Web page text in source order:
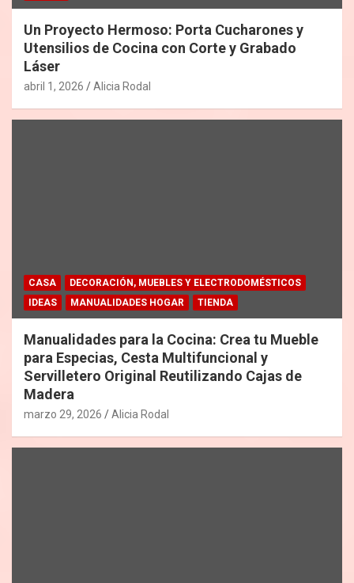
Un Proyecto Hermoso: Porta Cucharones y
Utensilios de Cocina con Corte y Grabado
Láser
abril 1, 2026 Alicia Rodal
CASA
DECORACIÓN, MUEBLES Y ELECTRODOMÉSTICOS
IDEAS
MANUALIDADES HOGAR TIENDA
Manualidades para la Cocina: Crea tu Mueble
para Especias, Cesta Multifuncional y
Servilletero Original Reutilizando Cajas de
Madera
marzo 29, 2026 Alicia Rodal